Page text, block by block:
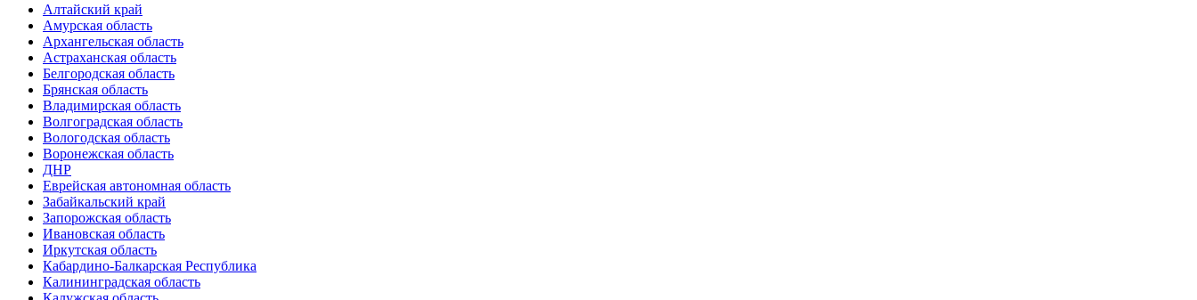
Алтайский край
Амурская область
Архангельская область
Астраханская область
Белгородская область
Брянская область
Владимирская область
Волгоградская область
Вологодская область
Воронежская область
ДНР
Еврейская автономная область
Забайкальский край
Запорожская область
Ивановская область
Иркутская область
Кабардино-Балкарская Республика
Калининградская область